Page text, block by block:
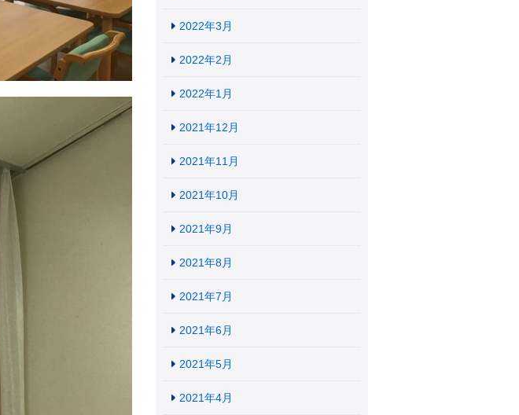
2022年3月
2022年2月
2022年1月
2021年12月
2021年11月
2021年10月
2021年9月
2021年8月
2021年7月
2021年6月
2021年5月
2021年4月